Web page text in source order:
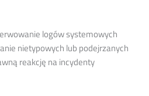
logów systemowych
nietypowych lub podejrzanych
reakcję na incydenty